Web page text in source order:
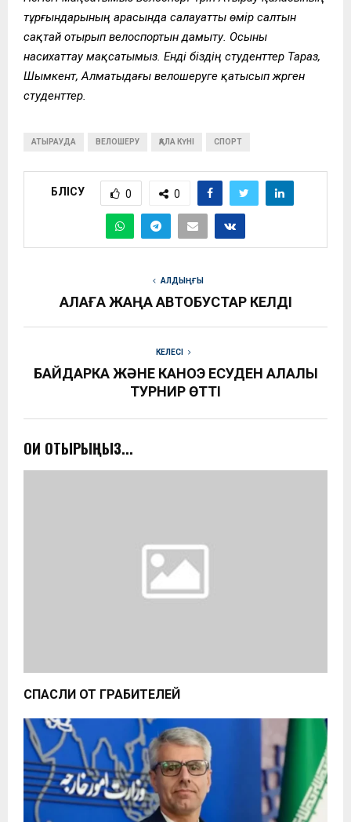
тұрғындарының арасында салауатты өмір салтын
сақтай отырып велоспортын дамыту. Осыны
насихаттау мақсатымыз. Енді біздің студенттер Тараз,
Шымкент, Алматыдағы велошеруге қатысып жүрген
студенттер.
АТЫРАУДА ВЕЛОШЕРУ ҚАЛА КҮНІ СПОРТ
БӨЛІСУ 0 0
АЛДЫҢҒЫ
ҚАЛАҒА ЖАҢА АВТОБУСТАР КЕЛДІ
КЕЛЕСІ
БАЙДАРКА ЖӘНЕ КАНОЭ ЕСУДЕН ҚАЛАЛЫҚ
ТУРНИР ӨТТІ
ОҚИ ОТЫРЫҢЫЗ...
СПАСЛИ ОТ ГРАБИТЕЛЕЙ